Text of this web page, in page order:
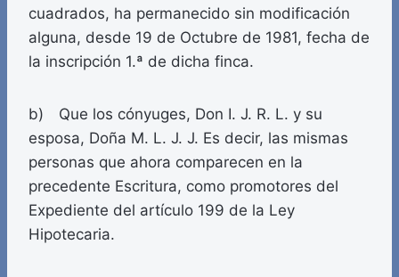
cuadrados, ha permanecido sin modificación
alguna, desde 19 de Octubre de 1981, fecha de
la inscripción 1.ª de dicha finca.
b) Que los cónyuges, Don I. J. R. L. y su
esposa, Doña M. L. J. J. Es decir, las mismas
personas que ahora comparecen en la
precedente Escritura, como promotores del
Expediente del artículo 199 de la Ley
Hipotecaria.